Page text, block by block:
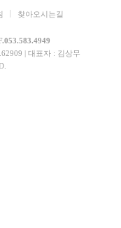
찾아오시는길
| 대표자 : 김상무